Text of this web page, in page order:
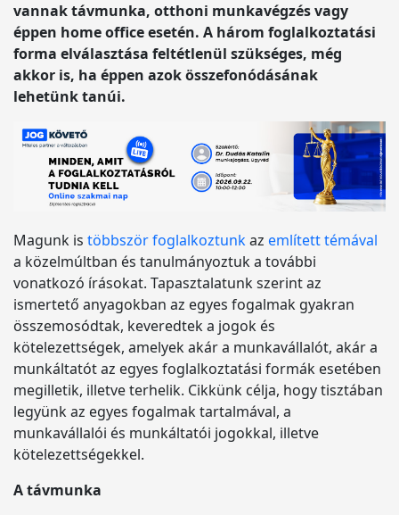
vannak távmunka, otthoni munkavégzés vagy
éppen home office esetén. A három foglalkoztatási
forma elválasztása feltétlenül szükséges, még
akkor is, ha éppen azok összefonódásának
lehetünk tanúi.
Magunk is többször foglalkoztunkaz említett témával
a közelmúltban és tanulmányoztuk a további
vonatkozó írásokat. Tapasztalatunk szerint az
ismertető anyagokban az egyes fogalmak gyakran
összemosódtak, keveredtek a jogok és
kötelezettségek, amelyek akár a munkavállalót, akár a
munkáltatót az egyes foglalkoztatási formák esetében
megilletik, illetve terhelik. Cikkünk célja, hogy tisztában
legyünk az egyes fogalmak tartalmával, a
munkavállalói és munkáltatói jogokkal, illetve
kötelezettségekkel.
A távmunka